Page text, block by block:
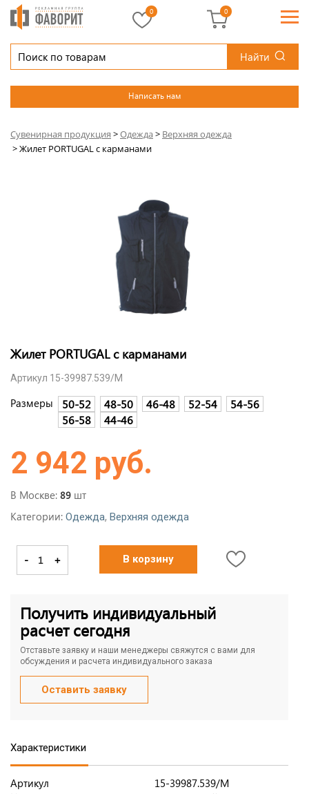
Найти
Написать нам
0 0
Сувенирная продукция >Одежда> Верхняя одежда
>Жилет PORTUGAL c карманами
Жилет PORTUGAL c карманами
Артикул 15-39987.539/M
Размеры 50-52 48-50 46-48 52-54
54-56
56-58
44-46
2 942 руб.
В Москве: 89 шт
Категории: Одежда, Верхняя одежда
- + В корзину
Получить индивидуальный
расчет сегодня
Отставьте заявку и наши менеджеры свяжутся с вами для
обсуждения и расчета индивидуального заказа
Оставить заявку
Характеристики
Артикул
15-39987.539/M